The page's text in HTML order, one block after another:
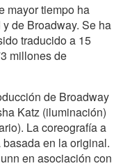
mayor tiempo ha
de Broadway. Se ha
traducido a 15
millones de
de Broadway
Katz (iluminación)
La coreografía a
en la original.
en asociación con